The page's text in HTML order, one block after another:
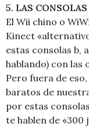
5. LAS
El Wii chino o
Kinect
estas consolas b,
hablando) con las
Pero fuera de
baratos de
por estas
te hablen de «300